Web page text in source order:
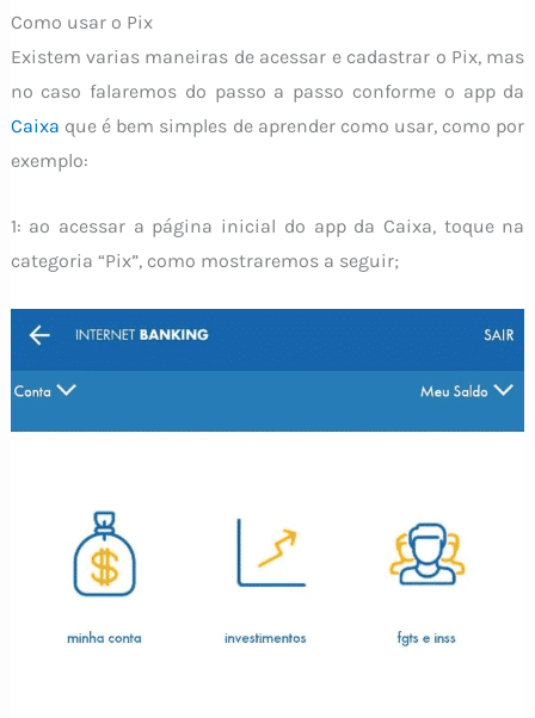
Como usar o Pix
Existem varias maneiras de acessar e cadastrar o Pix, mas
no caso falaremos do passo a passo conforme o app da
Caixa que é bem simples de aprender como usar, como por
exemplo:
1: ao acessar a página inicial do app da Caixa, toque na
categoria “Pix”, como mostraremos a seguir;